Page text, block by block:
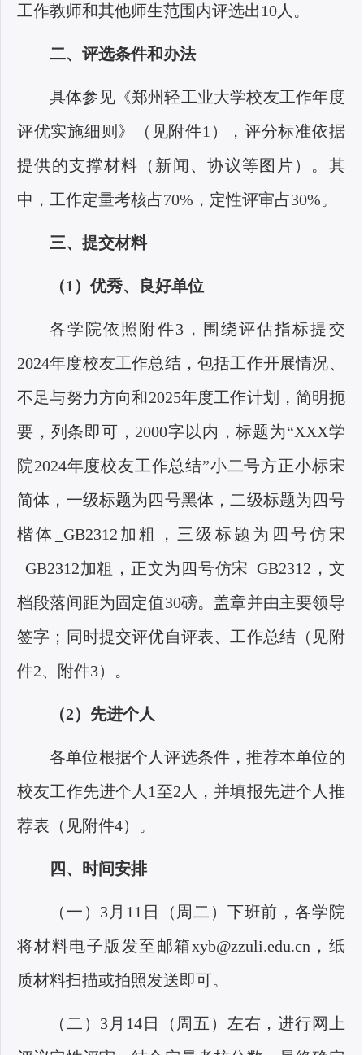
工作教师和其他师生范围内评选出10人。
二、评选条件和办法
具体参见《郑州轻工业大学校友工作年度
评优实施细则》（见附件1），评分标准依据
提供的支撑材料（新闻、协议等图片）。其
中，工作定量考核占70%，定性评审占30%。
三、提交材料
（1）优秀、良好单位
各学院依照附件3，围绕评估指标提交
2024年度校友工作总结，包括工作开展情况、
不足与努力方向和2025年度工作计划，简明扼
要，列条即可，2000字以内，标题为“XXX学
院2024年度校友工作总结”小二号方正小标宋
简体，一级标题为四号黑体，二级标题为四号
楷体_GB2312加粗，三级标题为四号仿宋
_GB2312加粗，正文为四号仿宋_GB2312，文
档段落间距为固定值30磅。盖章并由主要领导
签字；同时提交评优自评表、工作总结（见附
件2、附件3）。
（2）先进个人
各单位根据个人评选条件，推荐本单位的
校友工作先进个人 1至2人，并填报先进个人推
荐表（见附件4）。
四、时间安排
（一） 3月11日（周二）下班前 ， 各学院
将材料电子版发至邮箱xyb@zzuli.edu.cn ，纸
质材料扫描或拍照发送即可。
（二） 3月14日（周五）左右，进行网上